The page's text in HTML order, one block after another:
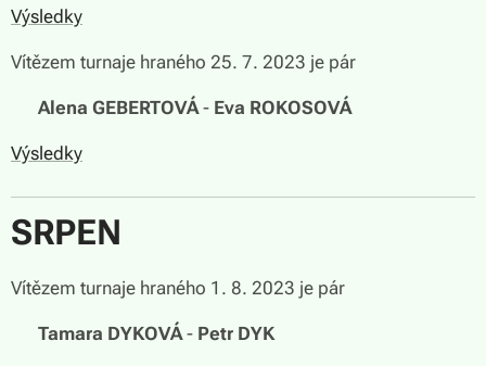
Výsledky
Vítězem turnaje hraného 25. 7. 2023 je pár
Alena GEBERTOVÁ- Eva ROKOSOVÁ
Výsledky
SRPEN
Vítězem turnaje hraného 1. 8. 2023 je pár
Tamara DYKOVÁ- Petr DYK